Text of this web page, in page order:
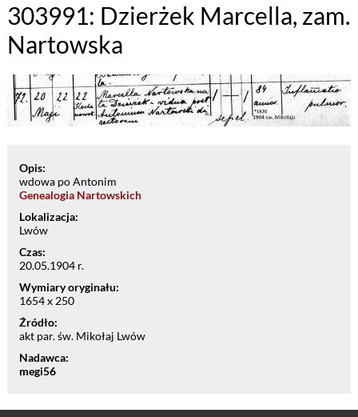
303991: Dzierżek Marcella, zam.
Nartowska
Opis:
wdowa po Antonim
Genealogia Nartowskich
Lokalizacja:
Lwów
Czas:
20.05.1904 r.
Wymiary oryginału:
1654 x 250
Źródło:
akt par. św. Mikołaj Lwów
Nadawca:
megi56